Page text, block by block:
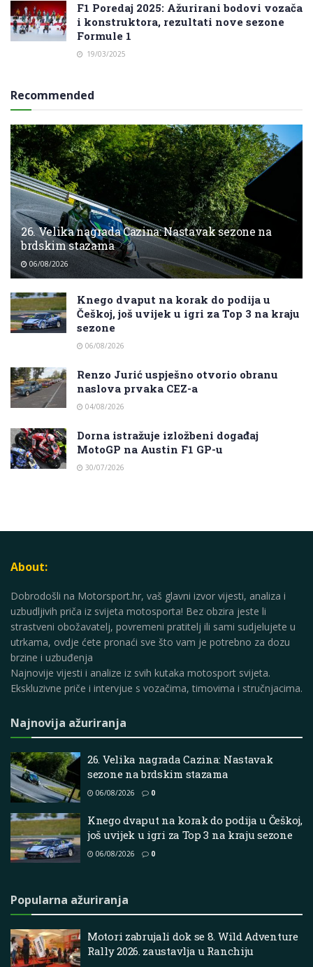
F1 Poredaj 2025: Ažurirani bodovi vozača
i konstruktora, rezultati nove sezone
Formule 1
19/03/2025
Recommended
26. Velika nagrada Cazina: Nastavak sezone na
brdskim stazama
06/08/2026
Knego dvaput na korak do podija u
Češkoj, još uvijek u igri za Top 3 na kraju
sezone
06/08/2026
Renzo Jurić uspješno otvorio obranu
naslova prvaka CEZ-a
04/08/2026
Dorna istražuje izložbeni događaj
MotoGP na Austin F1 GP-u
30/07/2026
About:
Dobrodošli na Motorsport.hr, vaš glavni izvor vijesti, analiza i
uzbudljivih priča iz svijeta motosporta! Bez obzira jeste li
strastveni obožavatelj, povremeni pratitelj ili sami sudjelujete u
utrkama, ovdje ćete pronaći sve što vam je potrebno za dozu
brzine i uzbuđenja
Najnovije vijesti i analize iz svih kutaka motosport svijeta.
Ekskluzivne priče i intervjue s vozačima, timovima i stručnjacima.
Najnovija ažuriranja
26. Velika nagrada Cazina: Nastavak
sezone na brdskim stazama
06/08/2026 0
Knego dvaput na korak do podija u Češkoj,
još uvijek u igri za Top 3 na kraju sezone
06/08/2026 0
Popularna ažuriranja
Motori zabrujali dok se 8. Wild Adventure
Rally 2026. zaustavlja u Ranchiju